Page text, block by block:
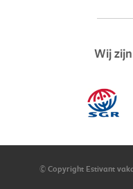
Wij
© Copyright Estivant